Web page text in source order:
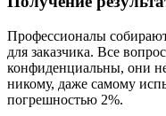
Профессионалы
для заказчика. Все
конфиденциальны, они
никому, даже самому
погрешностью 2%.